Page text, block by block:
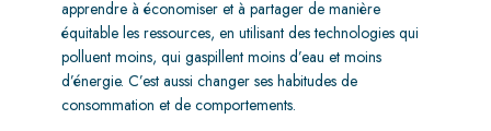
apprendre à économiser et à partager de manière
équitable les ressources, en utilisant des technologies qui
polluent moins, qui gaspillent moins d’eau et moins
d’énergie. C’est aussi changer ses habitudes de
consommation et de comportements.